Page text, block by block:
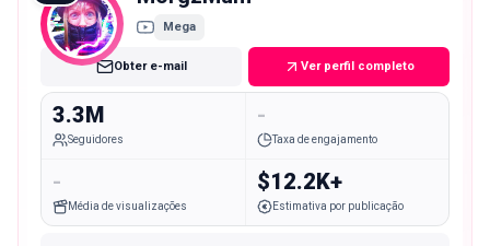
Mega
Obter e-mail Ver perfil completo
3.3M
Seguidores
-
Taxa de engajamento
-
Média de visualizações
$12.2K+
Estimativa por publicação